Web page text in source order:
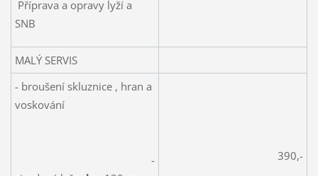
Příprava a opravy lyží a
SNB
MALÝ SERVIS
- broušení skluznice , hran a
voskování
-
390,-